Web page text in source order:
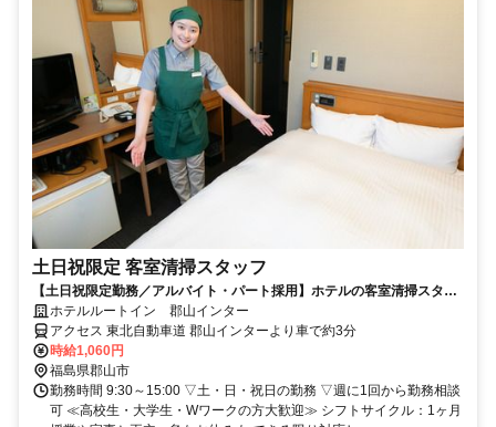
土日祝限定 客室清掃スタッフ
【土日祝限定勤務／アルバイト・パート採用】ホテルの客室清掃スタッ
フ／未経験歓迎！学生・主婦活躍中
ホテルルートイン 郡山インター
アクセス 東北自動車道 郡山インターより車で約3分
時給1,060円
福島県郡山市
勤務時間 9:30～15:00 ▽土・日・祝日の勤務 ▽週に1回から勤務相談
可 ≪高校生・大学生・Wワークの方大歓迎≫ シフトサイクル：1ヶ月